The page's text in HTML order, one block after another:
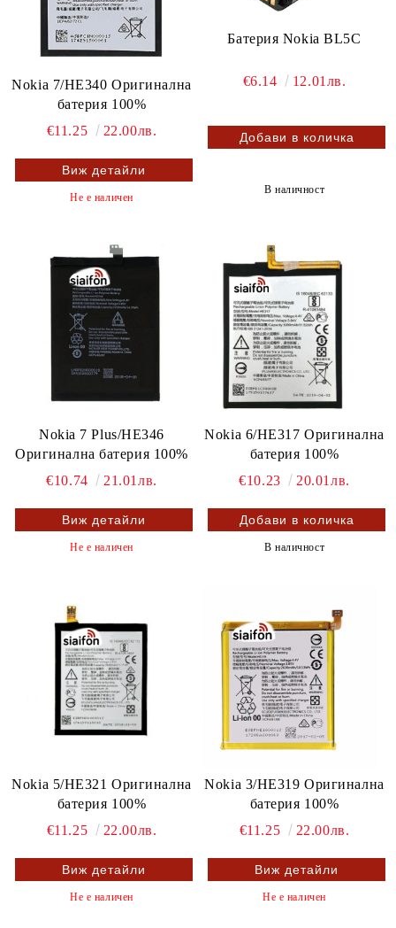
Nokia 7/HE340 Оригинална
батерия 100%
€11.25
22.00лв.
Виж детайли
Не е наличен
Батерия Nokia BL5C
€6.14 12.01лв.
В наличност
Nokia 7 Plus/HE346
Оригинална батерия 100%
€10.74
21.01лв.
Виж детайли
Не е наличен
Nokia 6/HE317 Оригинална
батерия 100%
€10.23
20.01лв.
В наличност
Nokia 5/HE321 Оригинална
батерия 100%
€11.25
22.00лв.
Виж детайли
Не е наличен
Nokia 3/HE319 Оригинална
батерия 100%
€11.25
22.00лв.
Виж детайли
Не е наличен